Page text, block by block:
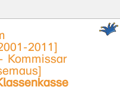
2011]
Kommissar